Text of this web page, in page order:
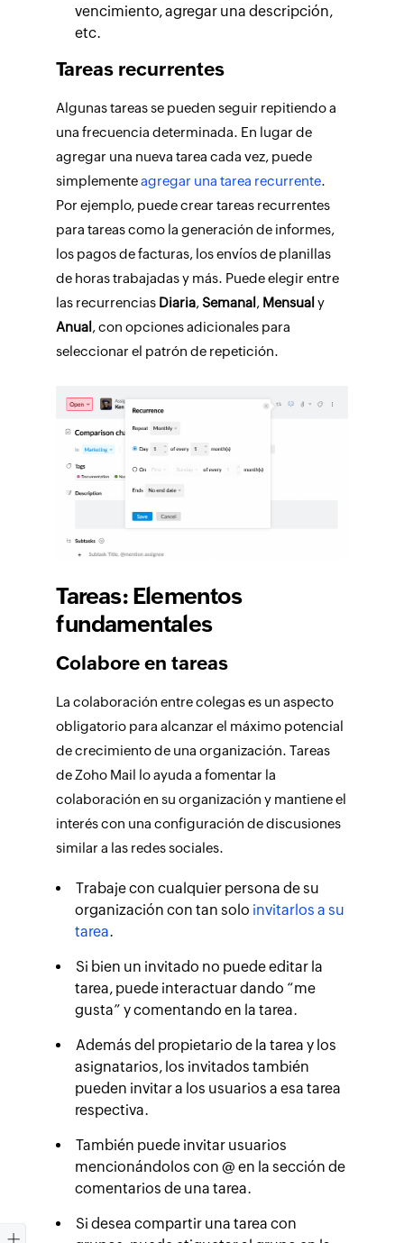
vencimiento, agregar una descripción,
etc.
Tareas recurrentes
Algunas tareas se pueden seguir repitiendo a
una frecuencia determinada. En lugar de
agregar una nueva tarea cada vez, puede
simplementeagregar una tarea recurrente.
Por ejemplo, puede crear tareas recurrentes
para tareas como la generación de informes,
los pagos de facturas, los envíos de planillas
de horas trabajadas y más. Puede elegir entre
las recurrencias Diaria,Semanal , Mensual y
Anual , con opciones adicionales para
seleccionar el patrón de repetición.
Tareas: Elementos
fundamentales
Colabore en tareas
La colaboración entre colegas es un aspecto
obligatorio para alcanzar el máximo potencial
de crecimiento de una organización.Tareas
de Zoho Mail lo ayuda a fomentar la
colaboración en su organización y mantiene el
interés con una configuración de discusiones
similar a las redes sociales.
Trabaje con cualquier persona de su
organización con tan solo invitarlos a su
tarea.
Si bien un invitado no puede editar la
tarea, puede interactuar dando “me
gusta” y comentando en la tarea.
Además del propietario de la tarea y los
asignatarios, los invitados también
pueden invitar a los usuarios a esa tarea
respectiva.
También puede invitar usuarios
mencionándolos con @ en la sección de
comentarios de una tarea.
Si desea compartir una tarea con